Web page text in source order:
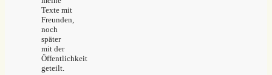
Texte mit
Freunden,
noch
später
mit der
Öffentlichkeit
geteilt.